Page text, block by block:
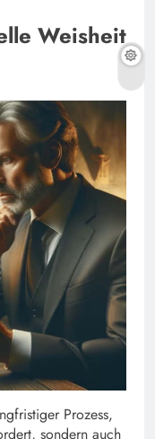
Weisheit
Prozess,
sondern auch